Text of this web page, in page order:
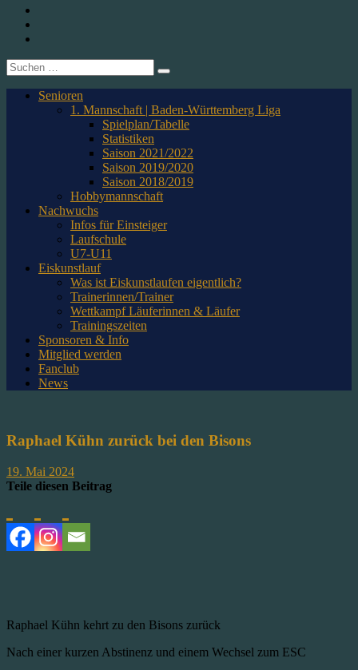
1. CfR Pforzheim 1896 e.V. – Abteilung Eishockey
Suche
nach:
Senioren
1. Mannschaft | Baden-Württemberg Liga
Spielplan/Tabelle
Statistiken
Saison 2021/2022
Saison 2019/2020
Saison 2018/2019
Hobbymannschaft
Nachwuchs
Infos für Einsteiger
Laufschule
U7-U11
Eiskunstlauf
Was ist Eiskunstlaufen eigentlich?
Trainerinnen/Trainer
Wettkampf Läuferinnen & Läufer
Trainingszeiten
Sponsoren & Info
Mitglied werden
Fanclub
News
Raphael Kühn zurück bei den Bisons
19. Mai 2024
Teile diesen Beitrag
Raphael Kühn kehrt zu den Bisons zurück
Nach einer kurzen Abstinenz und einem Wechsel zum ESC